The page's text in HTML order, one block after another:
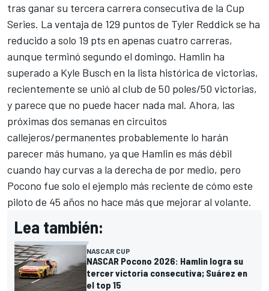
tras ganar su tercera carrera consecutiva de la Cup
Series. La ventaja de 129 puntos de Tyler Reddick se ha
reducido a solo 19 pts en apenas cuatro carreras,
aunque terminó segundo el domingo. Hamlin ha
superado a Kyle Busch en la lista histórica de victorias,
recientemente se unió al club de 50 poles/50 victorias,
y parece que no puede hacer nada mal. Ahora, las
próximas dos semanas en circuitos
callejeros/permanentes probablemente lo harán
parecer más humano, ya que Hamlin es más débil
cuando hay curvas a la derecha de por medio, pero
Pocono fue solo el ejemplo más reciente de cómo este
piloto de 45 años no hace más que mejorar al volante.
Lea también:
NASCAR CUP
NASCAR Pocono 2026: Hamlin logra su
tercer victoria consecutiva; Suárez en
el top 15